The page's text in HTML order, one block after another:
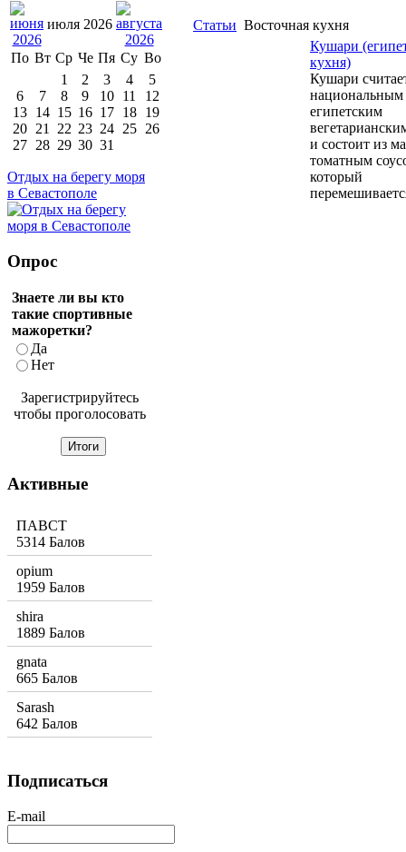
Статьи Восточная кухня
Кушари
кухня)
Кушари
национальным
египетским
и состоит из
томатным
который
июля 2026
По Вт Ср Че Пя Су Во
1
2 3 4
5
6
7 8 9 10 11
12
13 14 15 16 17 18
19
20 21 22 23 24 25 26
27 28 29 30 31
Отдых на берегу моря
в Севастополе
Опрос
Знаете ли вы кто
такие спортивные
мажоретки?
Да
Нет
Зарегистрируйтесь
чтобы проголосовать
Активные
ПАВСТ
5314 Балов
opium
1959 Балов
shira
1889 Балов
gnata
665 Балов
Sarash
642 Балов
Подписаться
E-mail